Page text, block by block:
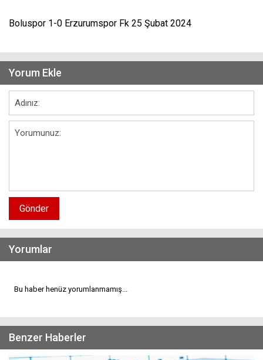
Boluspor 1-0 Erzurumspor Fk 25 Şubat 2024
Yorum Ekle
Gönder
Yorumlar
Bu haber henüz yorumlanmamış...
Benzer Haberler